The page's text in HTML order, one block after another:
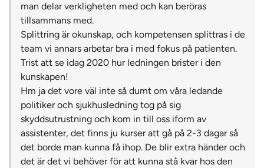
man delar verkligheten med och kan beröras
tillsammans med.
Splittring är okunskap, och kompetensen splittras i de
team vi annars arbetar bra i med fokus på patienten.
Trist att se idag 2020 hur ledningen brister i den
kunskapen!
Hm ja det vore väl inte så dumt om våra ledande
politiker och sjukhusledning tog på sig
skyddsutrustning och kom in till oss iform av
assistenter, det finns ju kurser att gå på 2-3 dagar så
det borde man kunna få ihop. De blir extra händer och
det är det vi behöver för att kunna stå kvar hos den